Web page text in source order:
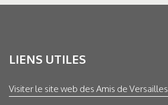
LIENS UTILES
Visiter le site web des Amis de Versailles